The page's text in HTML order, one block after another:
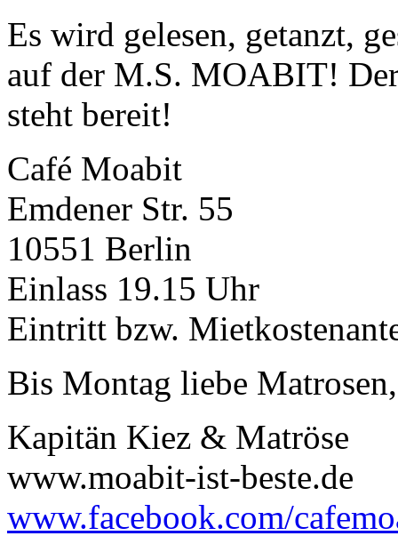
Es wird gelesen, getanzt,
auf der M.S. MOABIT!
steht bereit!
Café Moabit
Emdener Str. 55
10551 Berlin
Einlass 19.15 Uhr
Eintritt bzw.
Bis Montag liebe Matrosen,
Kapitän Kiez & Matröse
www.moabit-ist-beste.de
www.facebook.com/